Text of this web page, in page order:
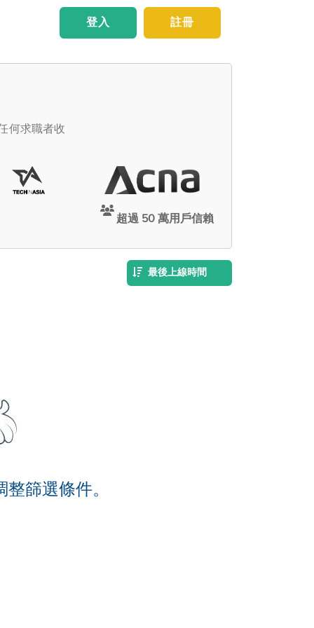
註冊
登入
何求職者收
超過 50 萬用戶信賴
最後上線時間
篩選條件。